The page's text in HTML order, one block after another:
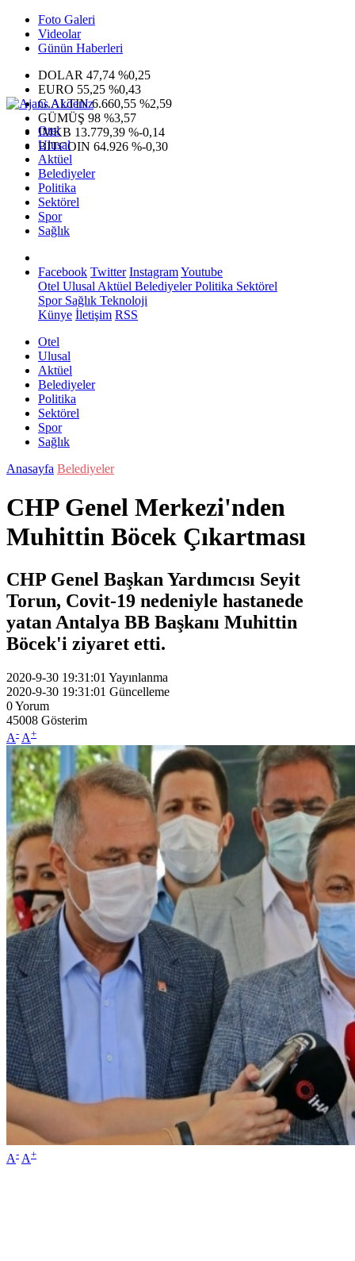
Foto Galeri
Videolar
Günün Haberleri
DOLAR 47,74 %0,25
EURO 55,25 %0,43
G.ALTIN6.660,55 %2,59
GÜMÜŞ 98 %3,57
IMKB 13.779,39 %-0,14
BITCOIN 64.926 %-0,30
Otel
Ulusal
Aktüel
Belediyeler
Politika
Sektörel
Spor
Sağlık
Facebook Twitter InstagramYoutube
Otel Ulusal Aktüel BelediyelerPolitika Sektörel
SporSağlık Teknoloji
Künye İletişim RSS
Otel
Ulusal
Aktüel
Belediyeler
Politika
Sektörel
Spor
Sağlık
Anasayfa Belediyeler
CHP Genel Merkezi'nden
Muhittin Böcek Çıkartması
CHP Genel Başkan Yardımcısı Seyit
Torun, Covit-19 nedeniyle hastanede
yatan Antalya BB Başkanı Muhittin
Böcek'i ziyaret etti.
2020-9-30 19:31:01 Yayınlanma
2020-9-30 19:31:01 Güncelleme
0Yorum
45008 Gösterim
A- A+
A- A+